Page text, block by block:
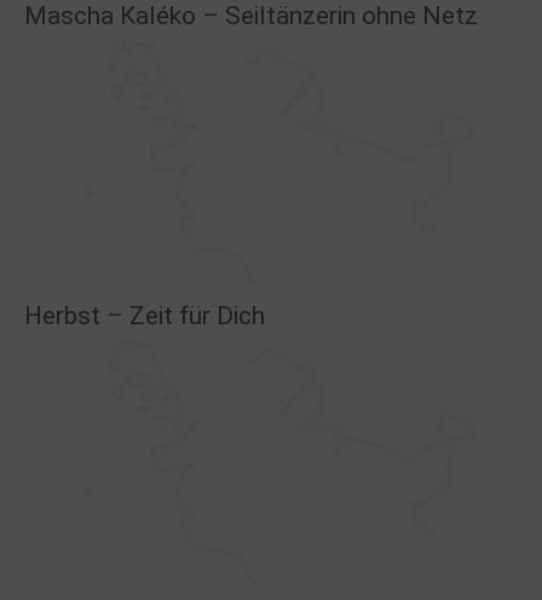
Mascha Kaléko – Seiltänzerin ohne Netz
Herbst – Zeit für Dich